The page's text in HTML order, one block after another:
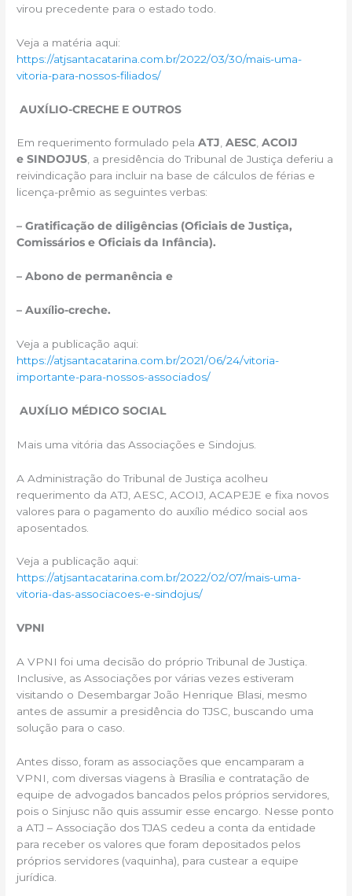
virou precedente para o estado todo.
Veja a matéria aqui:
https://atjsantacatarina.com.br/2022/03/30/mais-uma-
vitoria-para-nossos-filiados/
AUXÍLIO-CRECHE E OUTROS
Em requerimento formulado pelaATJ,AESC,ACOIJ
e SINDOJUS, a presidência do Tribunal de Justiça deferiu a
reivindicação para incluir na base de cálculos de férias e
licença-prêmio as seguintes verbas:
– Gratificação de diligências (Oficiais de Justiça,
Comissários e Oficiais da Infância).
– Abono de permanência e
– Auxílio-creche.
Veja a publicação aqui:
https://atjsantacatarina.com.br/2021/06/24/vitoria-
importante-para-nossos-associados/
AUXÍLIO MÉDICO SOCIAL
Mais uma vitória das Associações e Sindojus.
A Administração do Tribunal de Justiça acolheu
requerimento da ATJ, AESC, ACOIJ, ACAPEJE e fixa novos
valores para o pagamento do auxílio médico social aos
aposentados.
Veja a publicação aqui:
https://atjsantacatarina.com.br/2022/02/07/mais-uma-
vitoria-das-associacoes-e-sindojus/
VPNI
A VPNI foi uma decisão do próprio Tribunal de Justiça.
Inclusive, as Associações por várias vezes estiveram
visitando o Desembargar João Henrique Blasi, mesmo
antes de assumir a presidência do TJSC, buscando uma
solução para o caso.
Antes disso, foram as associações que encamparam a
VPNI, com diversas viagens à Brasília e contratação de
equipe de advogados bancados pelos próprios servidores,
pois o Sinjusc não quis assumir esse encargo. Nesse ponto
a ATJ – Associação dos TJAS cedeu a conta da entidade
para receber os valores que foram depositados pelos
próprios servidores (vaquinha), para custear a equipe
jurídica.